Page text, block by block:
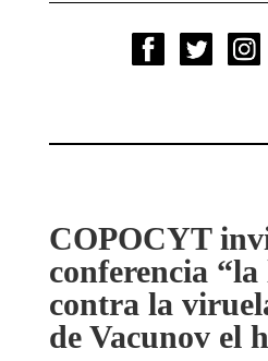
COPOCYT
conferencia “la
contra la
de Vacunov el